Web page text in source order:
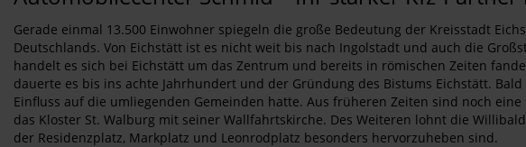
Gerade einmal 13.500 Einwohner spiegeln die große Bedeutung der Kreisstadt
Deutschlands. Von Eichstätt ist es nicht weit bis nach Ingolstadt und auch die
handelt es sich bei Eichstätt um das Zentrum und bereits in römischen Zeiten
dauerte es bis ins achte Jahrhundert und der Gründung des Bistums Eichstätt.
Einfluss auf die umliegenden Gemeinden hatte. Aus früheren Zeiten sind noch
das Kloster St. Walburg mit seiner Wallfahrtskirche. Des Weiteren lohnt die
der Residenzplatz, Markplatz und Leonrodplatz besonders hervorzuheben sind.